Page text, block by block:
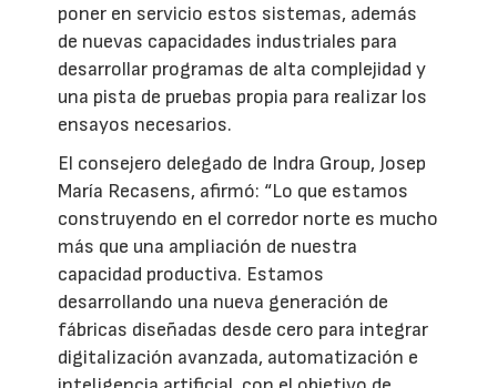
poner en servicio estos sistemas, además
de nuevas capacidades industriales para
desarrollar programas de alta complejidad y
una pista de pruebas propia para realizar los
ensayos necesarios.
El consejero delegado de Indra Group, Josep
María Recasens, afirmó: “Lo que estamos
construyendo en el corredor norte es mucho
más que una ampliación de nuestra
capacidad productiva. Estamos
desarrollando una nueva generación de
fábricas diseñadas desde cero para integrar
digitalización avanzada, automatización e